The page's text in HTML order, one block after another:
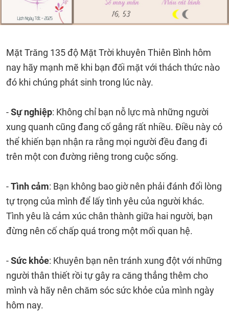
Mặt Trăng 135 độ Mặt Trời khuyên Thiên Bình hôm
nay hãy mạnh mẽ khi bạn đối mặt với thách thức nào
đó khi chúng phát sinh trong lúc này.
-Sự nghiệp: Không chỉ bạn nỗ lực mà những người
xung quanh cũng đang cố gắng rất nhiều. Điều này có
thể khiến bạn nhận ra rằng mọi người đều đang đi
trên một con đường riêng trong cuộc sống.
-Tình cảm: Bạn không bao giờ nên phải đánh đổi lòng
tự trọng của mình để lấy tình yêu của người khác.
Tình yêu là cảm xúc chân thành giữa hai người, bạn
đừng nên cố chấp quá trong một mối quan hệ.
-Sức khỏe: Khuyên bạn nên tránh xung đột với những
người thân thiết rồi tự gây ra căng thẳng thêm cho
mình và hãy nên chăm sóc sức khỏe của mình ngày
hôm nay.